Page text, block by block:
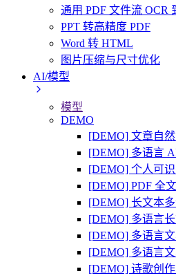
通用 PDF 文件流 OCR
PPT 转高精度 PDF
Word 转 HTML
图片压缩与尺寸优化
AI/模型
模型
DEMO
[DEMO] 文章自
[DEMO] 多语言
[DEMO] 个人可
[DEMO] PDF 全
[DEMO] 长文本
[DEMO] 多语言
[DEMO] 多语言
[DEMO] 多语言
[DEMO] 诗歌创